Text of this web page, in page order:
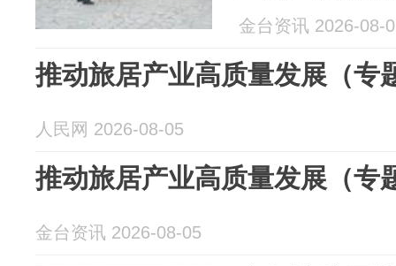
金台资讯 2026-08-
推动旅居产业高质量发展（专
人民网 2026-08-05
推动旅居产业高质量发展（专
金台资讯 2026-08-05